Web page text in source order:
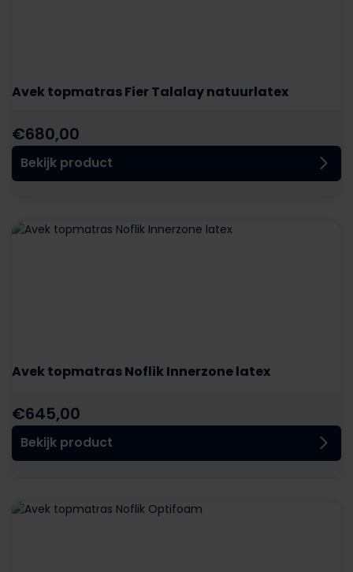
Avek topmatras Fier Talalay natuurlatex
€680,00
Bekijk product
Avek topmatras Noflik Innerzone latex
€645,00
Bekijk product